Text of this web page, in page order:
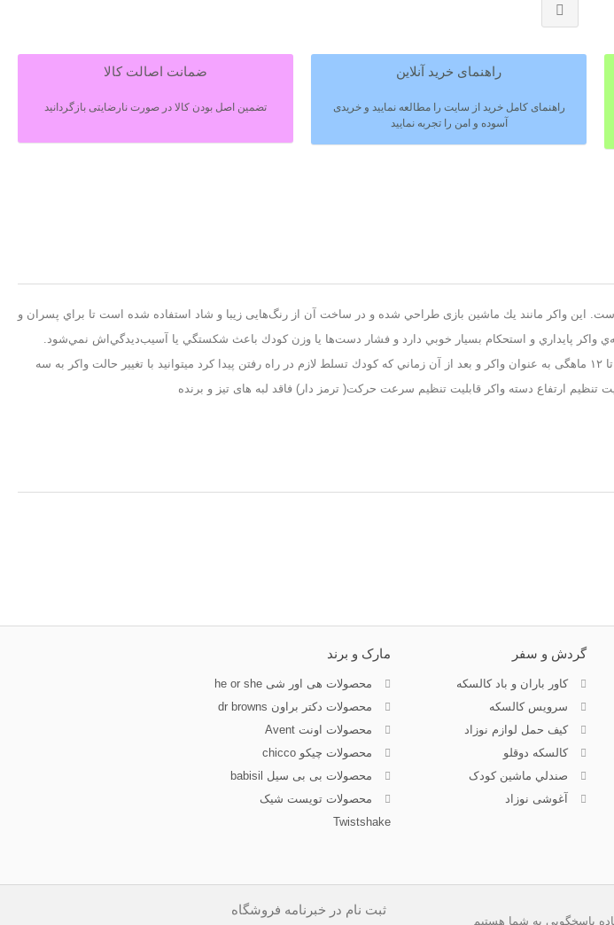
راهنمای خرید آنلاین
راهنمای کامل خرید از سایت را مطالعه نمایید و خریدی
آسوده و امن را تجربه نمایید
ضمانت اصالت کالا
تضمین اصل بودن کالا در صورت نارضایتی بازگردانید
راه رفتن را ياد بگيرد، واكر٥ کاره پيشنهادي عالي براي شماست. اين واكر مانند يك ماشين بازی طراحي شده و در ساخت آن از رنگ‌هايی زيبا و شاد استفاده شده است تا براي پسران و
واكر پايداري و استحكام بسيار خوبي دارد و فشار دست‌ها يا وزن كودك باعث شكستگي يا آسيب‌ديدگي‌اش نمي‌شود.
طراحي كه اين واكر دارد اين است كه به عنوان میز بازی موزیکال به همراه سبد و تو‌پ های رنگی. و در زمان حدود ۹ تا ۱۲ ماهگی به عنوان واکر و بعد از آن زماني كه كودك تسلط لازم در راه رفتن پيدا كرد ميتوانيد با تغيير حالت واكر به سه
گردش و سفر
کاور باران و باد کالسکه
سرويس كالسكه
كيف حمل لوازم نوزاد
كالسكه دوقلو
صندلي ماشين کودک
آغوشی نوزاد
مارک و برند
محصولات هی اور شی he or she
محصولات دکتر براون dr browns
محصولات اونت Avent
محصولات چیکو chicco
محصولات بی بی سیل babisil
محصولات تویست شیک
Twistshake
پاسخگویی به شما هستیم
ثبت نام در خبرنامه فروشگاه